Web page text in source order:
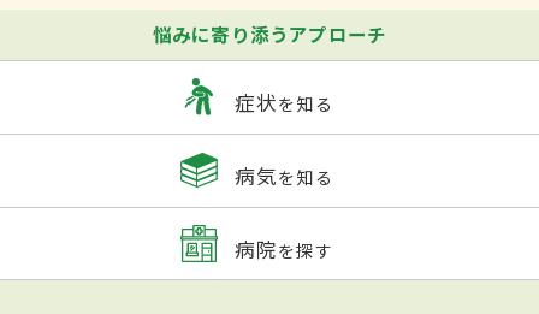
悩みに寄り添うアプローチ
症状を知る
病気を知る
病院を探す